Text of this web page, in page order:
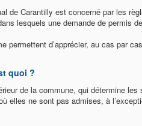
de Carantilly est concerné par les
lesquels une demande de permis
permettent d’apprécier, au cas par
quoi ?
de la commune, qui détermine
elles ne sont pas admises, à